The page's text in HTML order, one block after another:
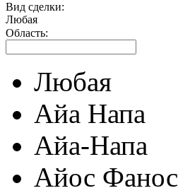
Вид сделки:
Любая
Область:
Любая
Айа Напа
Айа-Напа
Айос Фанос